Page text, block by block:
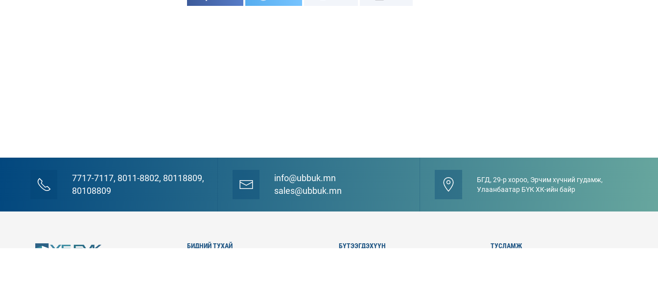
7717-7117, 8011-8802, 80118809,
80108809
info@ubbuk.mn
sales@ubbuk.mn
БГД, 29-р хороо, Эрчим хүчний гудамж,
Улаанбаатар БҮК ХК-ийн байр
БИДНИЙ ТУХАЙ
БҮТЭЭГДЭХҮҮН
ТУСЛАМЖ